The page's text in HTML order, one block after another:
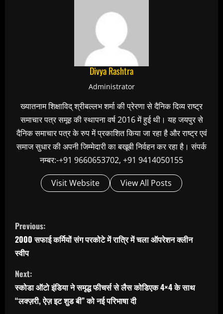
Divya Rashtra
Administrator
ख्यातनाम शिक्षाविद् श्रीबल्लभ शर्मा की प्रेरणा से दैनिक दिव्य राष्ट्र
समाचार पत्र समूह की स्थापना वर्ष 2016 में हुई थी। यह जयपुर से
दैनिक समाचार पत्र के रुप में प्रकाशित किया जा रहा है और राष्ट्र एवं
समाज सुधार की अपनी जिम्मेदारी का बखूबी निर्वहन कर रहा है। संपर्क
नम्बर:-+91 9660653702, +91 9414050155
Visit Website View All Posts
C
o
n
t
i
n
Previous:
2000 सफाई कर्मियों संग परकोटे में रात्रि में चला ऑपरेशन क्लीन
स्वीप
Next:
स्कोडा ऑटो इंडिया ने समृद्ध फीचर्स से लैस कोडिएक 4×4 के साथ
“लक्ज़री, ऐज़ इट शुड बी” को नई परिभाषा दी